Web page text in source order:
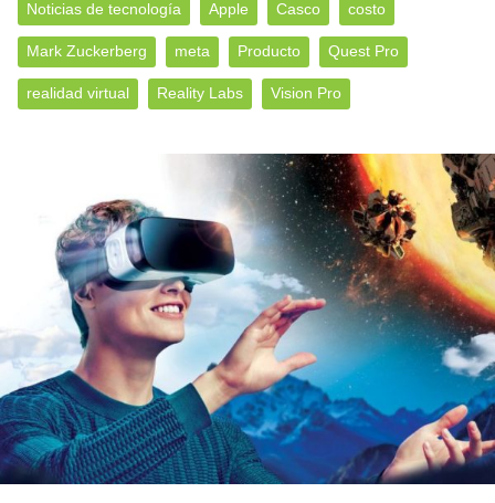
Noticias de tecnología Apple Casco costo
Mark Zuckerberg meta Producto Quest Pro
realidad virtual Reality Labs Vision Pro